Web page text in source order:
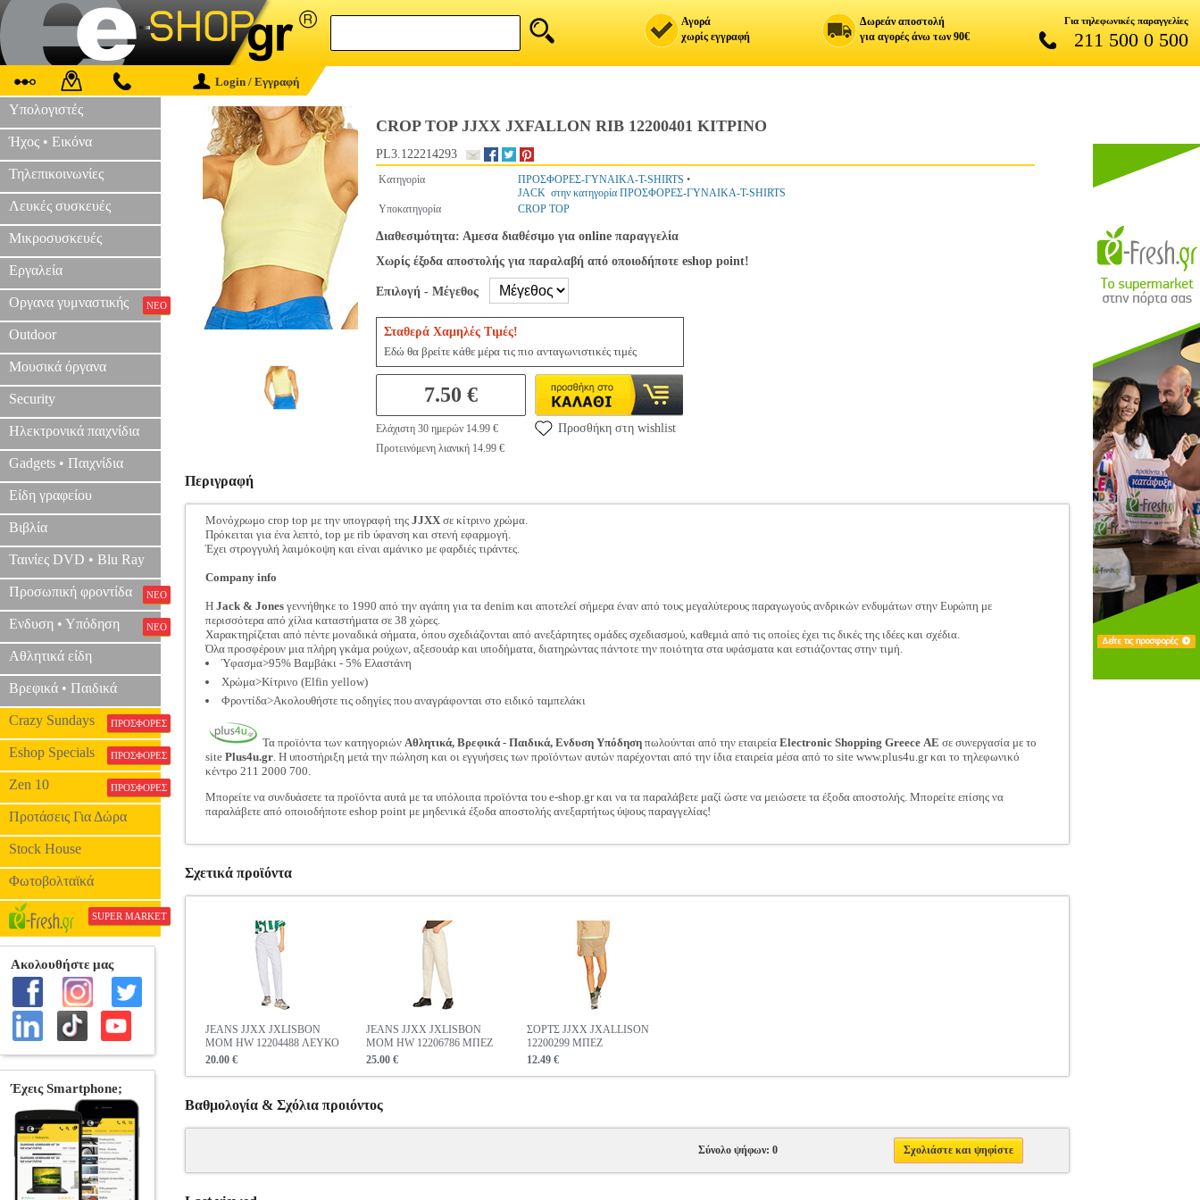
Αγορά
χωρίς εγγραφή
Δωρεάν αποστολή
για αγορές άνω των 90€
Για τηλεφωνικές παραγγελίες
211 500 0 500
Login / Εγγραφή
Υπολογιστές
Ήχος • Εικόνα
Τηλεπικοινωνίες
Λευκές συσκευές
Μικροσυσκευές
Εργαλεία
Οργανα γυμναστικής ΝΕΟ
Outdoor
Μουσικά όργανα
Security
Ηλεκτρονικά παιχνίδια
Gadgets • Παιχνίδια
Είδη γραφείου
Βιβλία
Ταινίες DVD • Blu Ray
Προσωπική φροντίδα ΝΕΟ
Ενδυση • Υπόδηση ΝΕΟ
Αθλητικά είδη
Βρεφικά • Παιδικά
Crazy Sundays ΠΡΟΣΦΟΡΕΣ
Eshop Specials ΠΡΟΣΦΟΡΕΣ
Zen 10 ΠΡΟΣΦΟΡΕΣ
Προτάσεις Για Δώρα
Stock House
Φωτοβολταϊκά
SUPER MARKET
CROP TOP JJXX JXFALLON RIB 12200401 ΚΙΤΡΙΝΟ
PL3.122214293
Κατηγορία ΠΡΟΣΦΟΡΕΣ-ΓΥΝΑΙΚΑ-T-SHIRTS •
JACK στην κατηγορία ΠΡΟΣΦΟΡΕΣ-ΓΥΝΑΙΚΑ-T-SHIRTS
Υποκατηγορία
CROP TOP
Διαθεσιμότητα: Αμεσα διαθέσιμο για online παραγγελία
Χωρίς έξοδα αποστολής για παραλαβή από οποιοδήποτε eshop point!
Επιλογή - Μέγεθος
Σταθερά Χαμηλές Τιμές!
Εδώ θα βρείτε κάθε μέρα τις πιο ανταγωνιστικές τιμές
7.50 €
Ελάχιστη 30 ημερών 14.99 €
Προτεινόμενη λιανική 14.99 €
Προσθήκη στη wishlist
Περιγραφή
Μονόχρωμο crop top με την υπογραφή της JJXXσε κίτρινο χρώμα.
Πρόκειται για ένα λεπτό, top με rib ύφανση και στενή εφαρμογή.
Έχει στρογγυλή λαιμόκοψη και είναι αμάνικο με φαρδιές τιράντες.
Company info
Η Jack & Jonesγεννήθηκε το 1990 από την αγάπη για τα denim και αποτελεί σήμερα έναν από τους μεγαλύτερους παραγωγούς ανδρικών ενδυμάτων στην Ευρώπη με
περισσότερα από χίλια καταστήματα σε 38 χώρες.
Χαρακτηρίζεται από πέντε μοναδικά σήματα, όπου σχεδιάζονται από ανεξάρτητες ομάδες σχεδιασμού, καθεμιά από τις οποίες έχει τις δικές της ιδέες και σχέδια.
Όλα προσφέρουν μια πλήρη γκάμα ρούχων, αξεσουάρ και υποδήματα, διατηρώντας πάντοτε την ποιότητα στα υφάσματα και εστιάζοντας στην τιμή.
Ύφασμα>95% Βαμβάκι - 5% Ελαστάνη
Χρώμα>Κίτρινο (Elfin yellow)
Φροντίδα>Ακολουθήστε τις οδηγίες που αναγράφονται στο ειδικό ταμπελάκι
Τα προϊόντα των κατηγοριών Αθλητικά, Βρεφικά - Παιδικά, Ενδυση Υπόδησηπωλούνται από την εταιρεία Electronic Shopping Greece ΑΕ σε συνεργασία με το
site Plus4u.gr. Η υποστήριξη μετά την πώληση και οι εγγυήσεις των προϊόντων αυτών παρέχονται από την ίδια εταιρεία μέσα από το site www.plus4u.gr και το τηλεφωνικό
κέντρο 211 2000 700.
Μπορείτε να συνδυάσετε τα προϊόντα αυτά με τα υπόλοιπα προϊόντα του e-shop.gr και να τα παραλάβετε μαζί ώστε να μειώσετε τα έξοδα αποστολής. Μπορείτε επίσης να
παραλάβετε από οποιοδήποτε eshop point με μηδενικά έξοδα αποστολής ανεξαρτήτως ύψους παραγγελίας!
Σχετικά προϊόντα
JEANS JJXX JXLISBON
MOM HW 12204488 ΛΕΥΚΟ
20.00 €
JEANS JJXX JXLISBON
MOM HW 12206786 ΜΠΕΖ
25.00 €
ΣΟΡΤΣ JJXX JXALLISON
12200299 ΜΠΕΖ
12.49 €
Βαθμολογία & Σχόλια προιόντος
Σύνολο ψήφων: 0 Σχολιάστε και ψηφίστε